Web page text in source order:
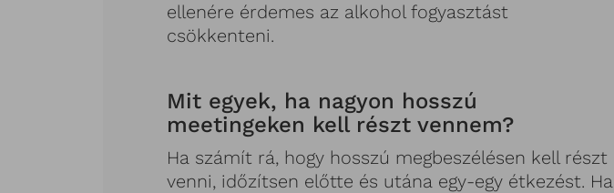
ellenére érdemes az alkohol fogyasztást
csökkenteni.
Mit egyek, ha nagyon hosszú
meetingeken kell részt vennem?
Ha számít rá, hogy hosszú megbeszélésen kell részt
venni, időzítsen előtte és utána egy-egy étkezést. Ha